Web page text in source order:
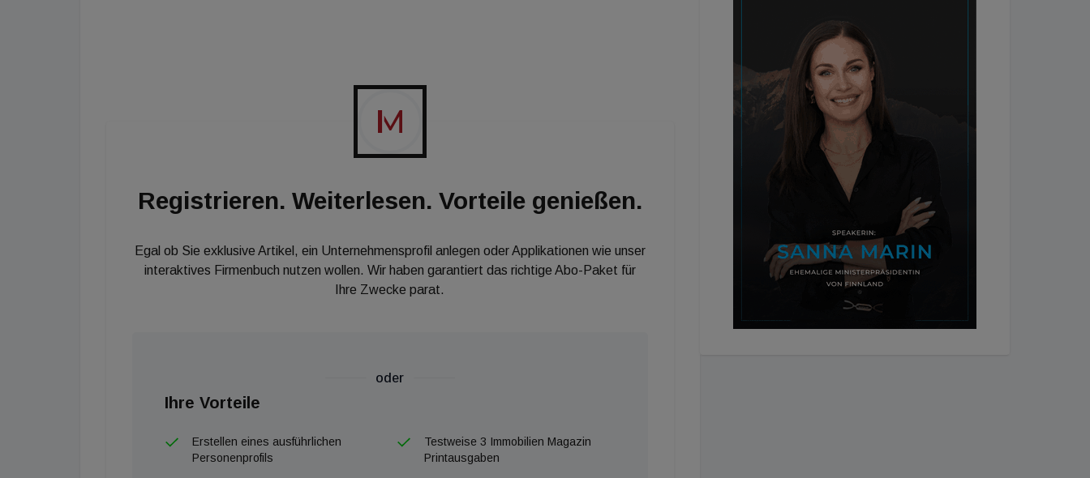
den Vorteil, dass ein Informationsverlust bei der Übergabe vom Errichter an den Betrieb vermieden
wird. Wichtig ist dabei, dass die betrieblich notwendigen Informationen allen Projektbeteiligten
rechtzeitig vorliegen und die Daten aus Planung und Errichtung darauf reduziert werden, was im
Betrieb auch gepflegt werden muss. Mit BIM ist es nunmehr notwendig, auch die
vorgängig organisations und projektspezifisch klar zu definieren. Nur so kann sichergestellt werden,
Registrieren. Weiterlesen. Vorteile genießen.
Egal ob Sie exklusive Artikel, ein Unternehmensprofil anlegen oder Applikationen wie unser
interaktives Firmenbuch nutzen wollen. Wir haben garantiert das richtige Abo-Paket für
Ihre Zwecke parat.
oder
Ihre Vorteile
Erstellen eines ausführlichen
Personenprofils
Testweise 3 Immobilien Magazin
Printausgaben